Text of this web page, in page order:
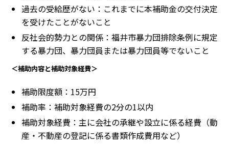
過去の受給歴がない：これまでに本補助金の交付決定
を受けたことがないこと
反社会的勢力との関係：福井市暴力団排除条例に規定
する暴力団、暴力団員または暴力団員等でないこと
＜補助内容と補助対象経費＞
補助限度額：15万円
補助率：補助対象経費の2分の1以内
補助対象経費：主に会社の承継や設立に係る経費（動
産・不動産の登記に係る書類作成費用など）